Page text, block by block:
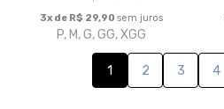
Redpilado